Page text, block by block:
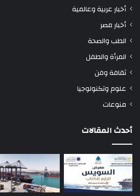
أخبار عربية وعالمية
أخبار مصر
الطب والصحة
المرأة والطفل
ثقافة وفن
علوم وتكنولوجيا
منوعات
أحدث المقالات